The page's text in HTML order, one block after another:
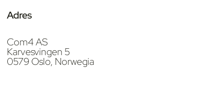
Adres
Com4 AS
Karvesvingen 5
0579 Oslo, Norwegia